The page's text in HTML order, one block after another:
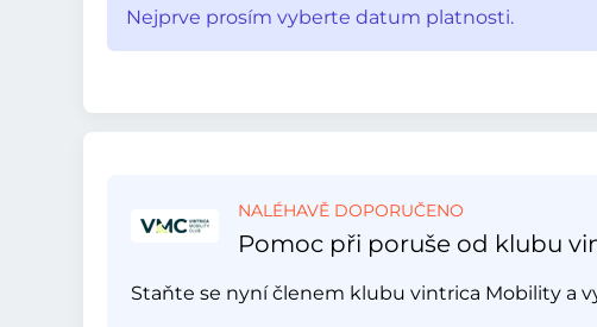
Nejprve prosím vyberte datum platnosti.
NALÉHAVĚ DOPORUČENO
Pomoc při poruše od klubu
Staňte se nyní členem klubu vintrica Mobility a